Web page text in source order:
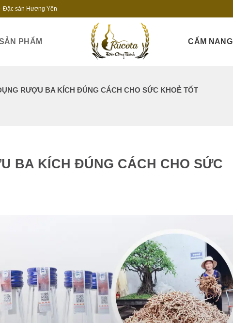
Đặc sản Hương Yên
PHẨM CẨM NANG
RƯỢU BA KÍCH ĐÚNG CÁCH CHO SỨC KHOẺ TỐT
BA KÍCH ĐÚNG CÁCH CHO SỨC